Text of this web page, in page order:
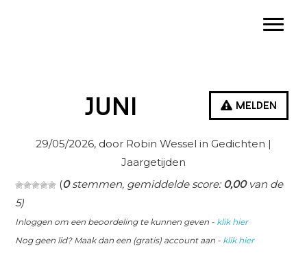
Melden
Juni
29/05/2026, door Robin Wessel in Gedichten |
Jaargetijden
(0stemmen, gemiddelde score:0,00van de
5)
Inloggen om een beoordeling te kunnen geven - klik hier
Nog geen lid? Maak dan een (gratis) account aan - klik hier